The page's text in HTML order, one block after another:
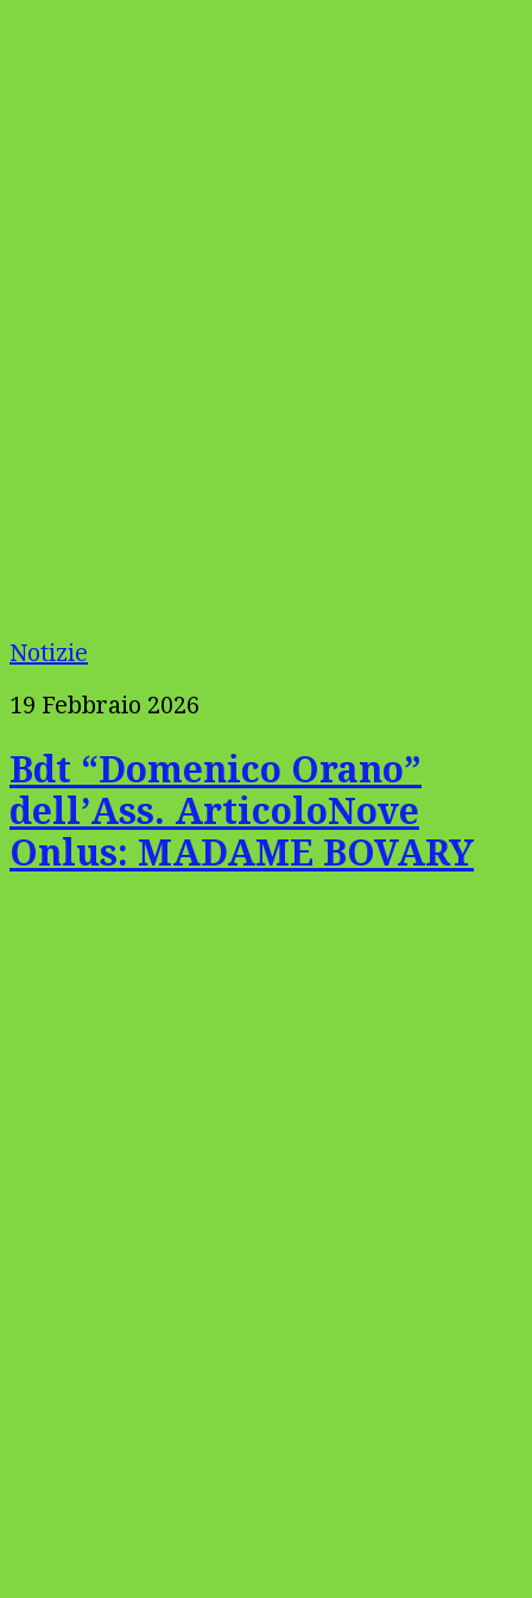
Notizie
19 Febbraio 2026
Bdt “Domenico Orano”
dell’Ass. ArticoloNove
Onlus: MADAME BOVARY